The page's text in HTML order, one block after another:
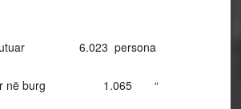
6.023 persona
në burg 1.065 “